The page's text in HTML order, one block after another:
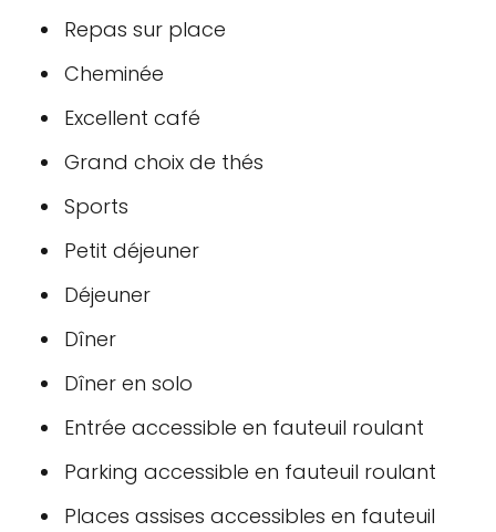
Repas sur place
Cheminée
Excellent café
Grand choix de thés
Sports
Petit déjeuner
Déjeuner
Dîner
Dîner en solo
Entrée accessible en fauteuil roulant
Parking accessible en fauteuil roulant
Places assises accessibles en fauteuil